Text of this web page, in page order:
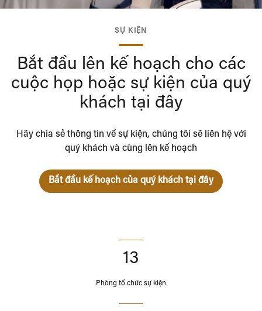
SỰ KIỆN
Bắt đầu lên kế hoạch cho các
cuộc họp hoặc sự kiện của quý
khách tại đây
Hãy chia sẻ thông tin về sự kiện, chúng tôi sẽ liên hệ với
quý khách và cùng lên kế hoạch
Bắt đầu kế hoạch của quý khách tại đây
13
Phòng tổ chức sự kiện